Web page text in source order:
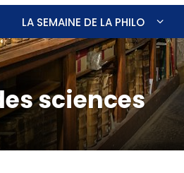
LA SEMAINE DE LA PHILO
sciences